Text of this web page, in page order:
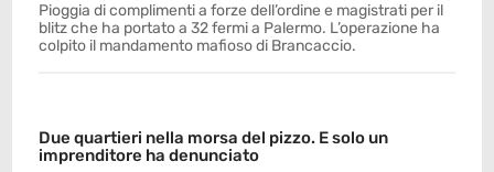
Pioggia di complimenti a forze dell’ordine e magistrati per il
blitz che ha portato a 32 fermi a Palermo. L’operazione ha
colpito il mandamento mafioso di Brancaccio.
Due quartieri nella morsa del pizzo. E solo un
imprenditore ha denunciato